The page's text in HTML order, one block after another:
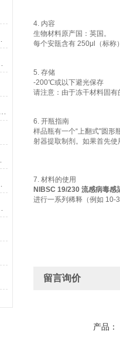
4. 内容
生物材料原产国：英国。
每个安瓿含有 250μl（标称
5. 存储
-200℃或以下避光保存
请注意：由于冻干材料固
6. 开瓶指南
样品瓶有一个“上翻式"圆形
射器提取制剂。如果首先
7. 材料的使用
NIBSC 19/230 流感病毒感
进行一系列稀释（例如 10-
留言询价
产品：